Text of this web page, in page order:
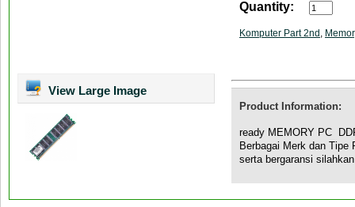
View Large Image
Quantity:
Komputer Part 2nd ,
Product Information:
ready MEMORY PC
Berbagai Merk dan Tipe
serta bergaransi